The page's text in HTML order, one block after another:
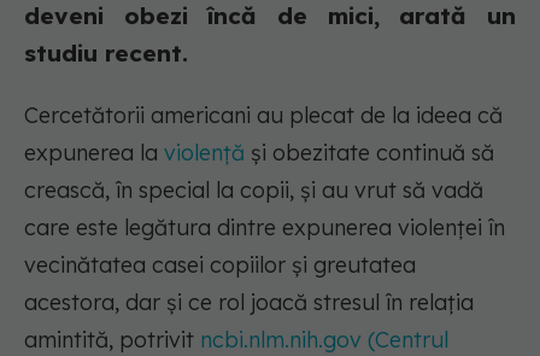
deveni obezi încă de mici, arată un
studiu recent.
Cercetătorii americani au plecat de la ideea că
expunerea la violență și obezitate continuă să
crească, în special la copii, și au vrut să vadă
care este legătura dintre expunerea violenței în
vecinătatea casei copiilor și greutatea
acestora, dar și ce rol joacă stresul în relația
amintită, potrivit ncbi.nlm.nih.gov (Centrul